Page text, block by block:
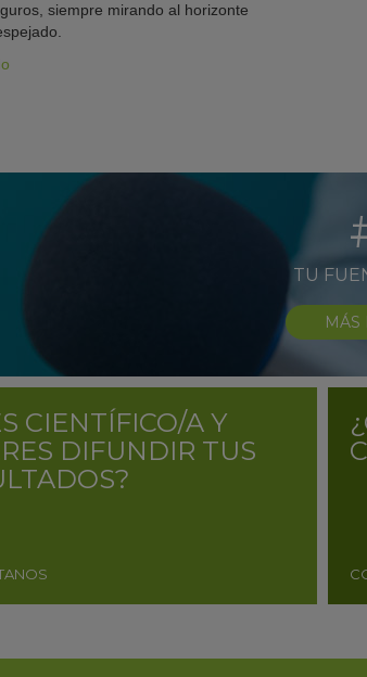
siempre mirando al horizonte
TU
MÁS
CIENTÍFICO/A Y
DIFUNDIR TUS